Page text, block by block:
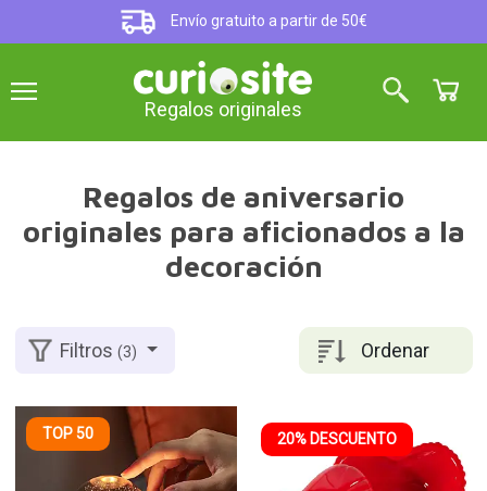
Envío gratuito a partir de 50€
Regalos originales
Regalos de aniversario
originales para aficionados a la
decoración
Ordenar
Filtros(3)
TOP 50 20% DESCUENTO